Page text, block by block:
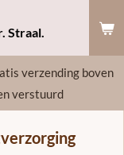
Straal.
verzending boven
verstuurd